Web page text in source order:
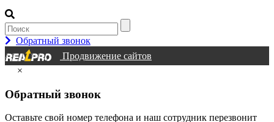
Обратный звонок
Продвижение сайтов
×
Обратный звонок
Оставьте свой номер телефона и наш сотрудник перезвонит